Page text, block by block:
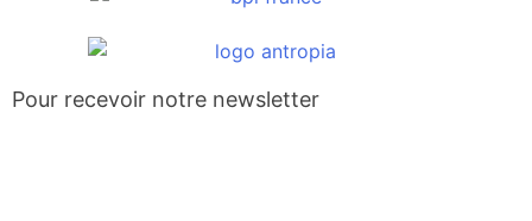
Pour recevoir notre newsletter